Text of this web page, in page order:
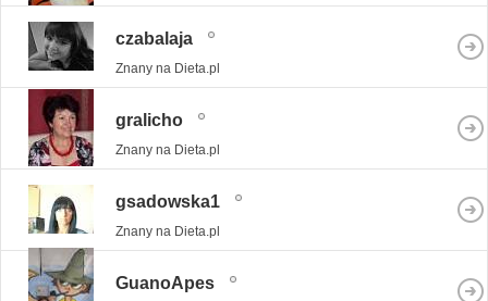
czabalaja
Znany na Dieta.pl
gralicho
Znany na Dieta.pl
gsadowska1
Znany na Dieta.pl
GuanoApes